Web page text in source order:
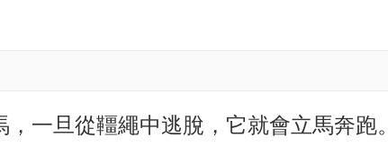
一旦從韁繩中逃脫，它就會立馬奔跑。